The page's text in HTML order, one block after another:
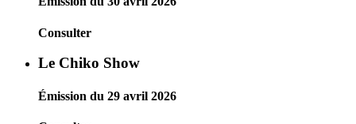
Consulter
Le Chiko Show
Émission du 29 avril 2026